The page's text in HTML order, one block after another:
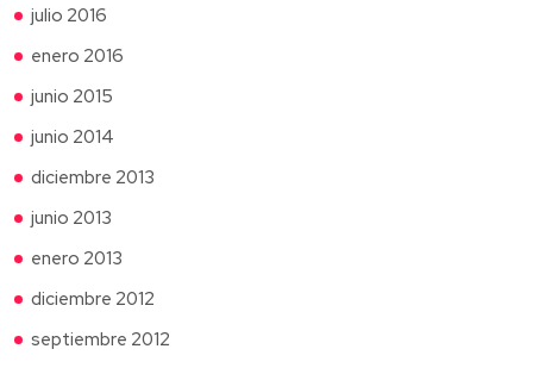
julio 2016
enero 2016
junio 2015
junio 2014
diciembre 2013
junio 2013
enero 2013
diciembre 2012
septiembre 2012